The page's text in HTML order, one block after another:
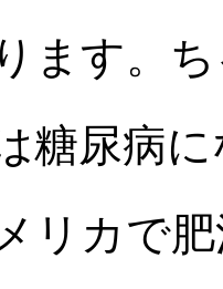
ます。
糖尿病
リカで